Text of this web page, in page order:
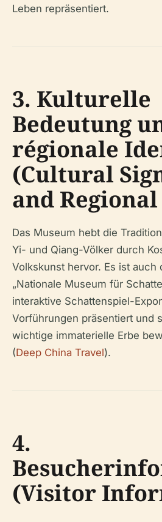
Leben repräsentiert.
3. Kulturelle
Bedeutung
régionale
(Cultural
and
Das Museum hebt die
Yi- und Qiang-Völker durch
Volkskunst hervor. Es ist auch
„Nationale Museum für
interaktive Schattenspiel-
Vorführungen präsentiert und
wichtige immaterielle Erbe
(Deep China Travel).
4.
(Visitor